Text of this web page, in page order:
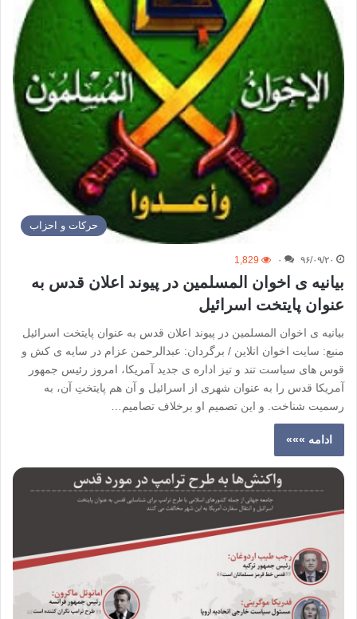
حركات و احزاب
۹۶/۰۹/۲۰ ۰ 1,829
بیانیه ی اخوان المسلمین در پیوند اعلان قدس به
عنوان پایتخت اسرائیل
بیانیه ی اخوان المسلمین در پیوند اعلان قدس به عنوان پایتخت اسرائیل
منبع: سایت اخوان انلاین / برگردان: عبدالرحمن عزام در سایه ی کش و
قوس های سیاست تند و تیز اداره ی جدید آمریکا، امروز رئیس جمهور
آمریکا قدس را به عنوان شهری از اسرائیل و آن هم پایتختِ آن، به
رسمیت شناخت. و این تصمیم او برخلاف تصامیم…
ادامه »»»